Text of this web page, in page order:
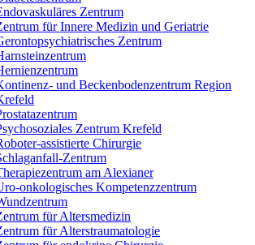
Zentrum
für Innere Medizin und Geriatrie
Zentrum
und Beckenbodenzentrum Region
Zentrum Krefeld
assistierte Chirurgie
Zentrum
am Alexianer
onkologisches Kompetenzzentrum
für Altersmedizin
für Alterstraumatologie